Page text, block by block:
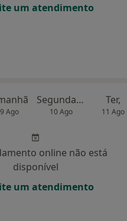
um atendimento
9 Ago
Segunda-feira
10 Ago
Ter,
11 Ago
online não está
disponível
um atendimento